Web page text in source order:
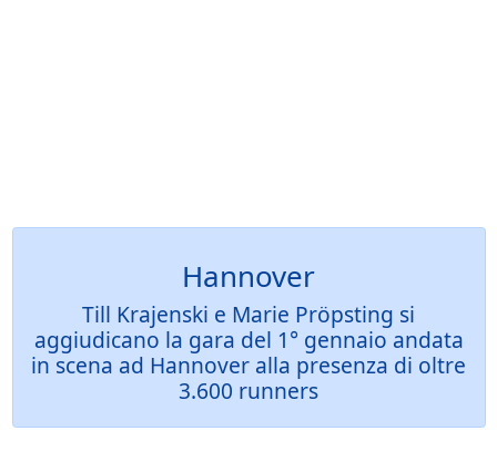
Hannover
Till Krajenski e Marie Pröpsting si
aggiudicano la gara del 1° gennaio andata
in scena ad Hannover alla presenza di oltre
3.600 runners